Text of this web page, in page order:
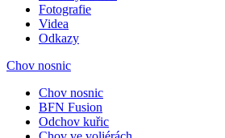
Fotografie
Videa
Odkazy
Chov nosnic
Chov nosnic
BFN Fusion
Odchov kuřic